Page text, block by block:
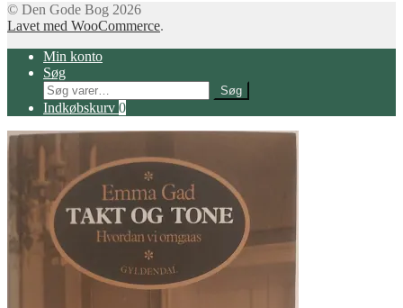
© Den Gode Bog 2026
Lavet med WooCommerce.
Min konto
Søg
Søg
efter:
Søg
Indkøbskurv 0